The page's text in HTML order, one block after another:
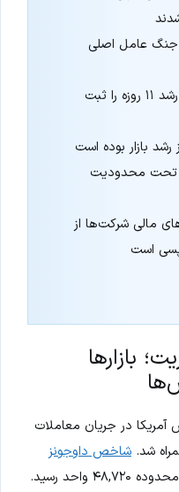
جنگ عامل اصلی
شاخص نزدک رکورد رشد ۱۱ روزه را ثبت
بازار بوده است
تحت محدودیت
مالی شرکت‌ها از
است
بازارها
در جریان معاملات
شد. شاخص داوجونز
حدود ۰.۱۱ درصد افزایش یافت و به محدوده ۴۸,۷۲۰ واحد رسید.